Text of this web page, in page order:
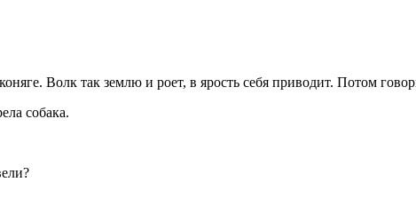
Волк так землю и роет, в ярость себя приводит. Потом
собака.